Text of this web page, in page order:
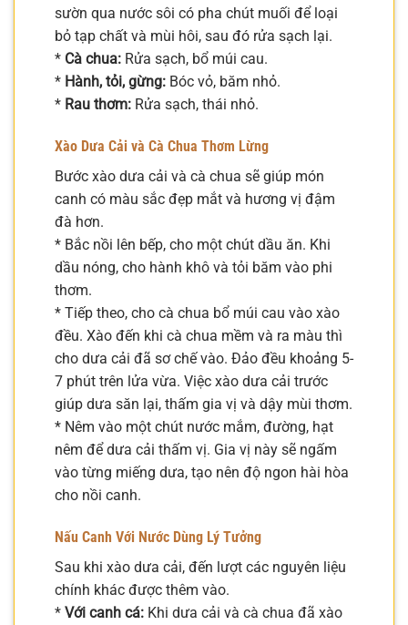
sườn qua nước sôi có pha chút muối để loại
bỏ tạp chất và mùi hôi, sau đó rửa sạch lại.
* Cà chua: Rửa sạch, bổ múi cau.
* Hành, tỏi, gừng: Bóc vỏ, băm nhỏ.
* Rau thơm: Rửa sạch, thái nhỏ.
Xào Dưa Cải và Cà Chua Thơm Lừng
Bước xào dưa cải và cà chua sẽ giúp món
canh có màu sắc đẹp mắt và hương vị đậm
đà hơn.
* Bắc nồi lên bếp, cho một chút dầu ăn. Khi
dầu nóng, cho hành khô và tỏi băm vào phi
thơm.
* Tiếp theo, cho cà chua bổ múi cau vào xào
đều. Xào đến khi cà chua mềm và ra màu thì
cho dưa cải đã sơ chế vào. Đảo đều khoảng 5-
7 phút trên lửa vừa. Việc xào dưa cải trước
giúp dưa săn lại, thấm gia vị và dậy mùi thơm.
* Nêm vào một chút nước mắm, đường, hạt
nêm để dưa cải thấm vị. Gia vị này sẽ ngấm
vào từng miếng dưa, tạo nên độ ngon hài hòa
cho nồi canh.
Nấu Canh Với Nước Dùng Lý Tưởng
Sau khi xào dưa cải, đến lượt các nguyên liệu
chính khác được thêm vào.
* Với canh cá: Khi dưa cải và cà chua đã xào